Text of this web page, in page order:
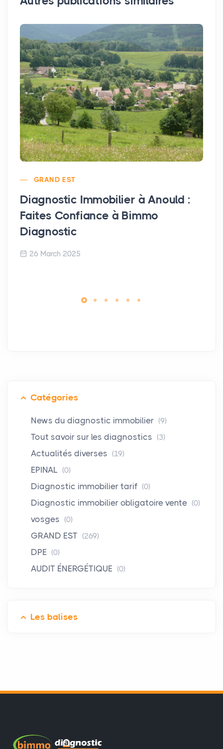
GRAND EST
Diagnostic Immobilier à Anould :
Faites Confiance à Bimmo
Diagnostic
26 March 2025
Catégories
News du diagnostic immobilier (9)
Tout savoir sur les diagnostics (3)
Actualités diverses (19)
EPINAL (0)
Diagnostic immobilier tarif (0)
Diagnostic immobilier obligatoire vente (0)
vosges (0)
GRAND EST (269)
DPE (0)
AUDIT ÉNERGÉTIQUE (0)
Les balises